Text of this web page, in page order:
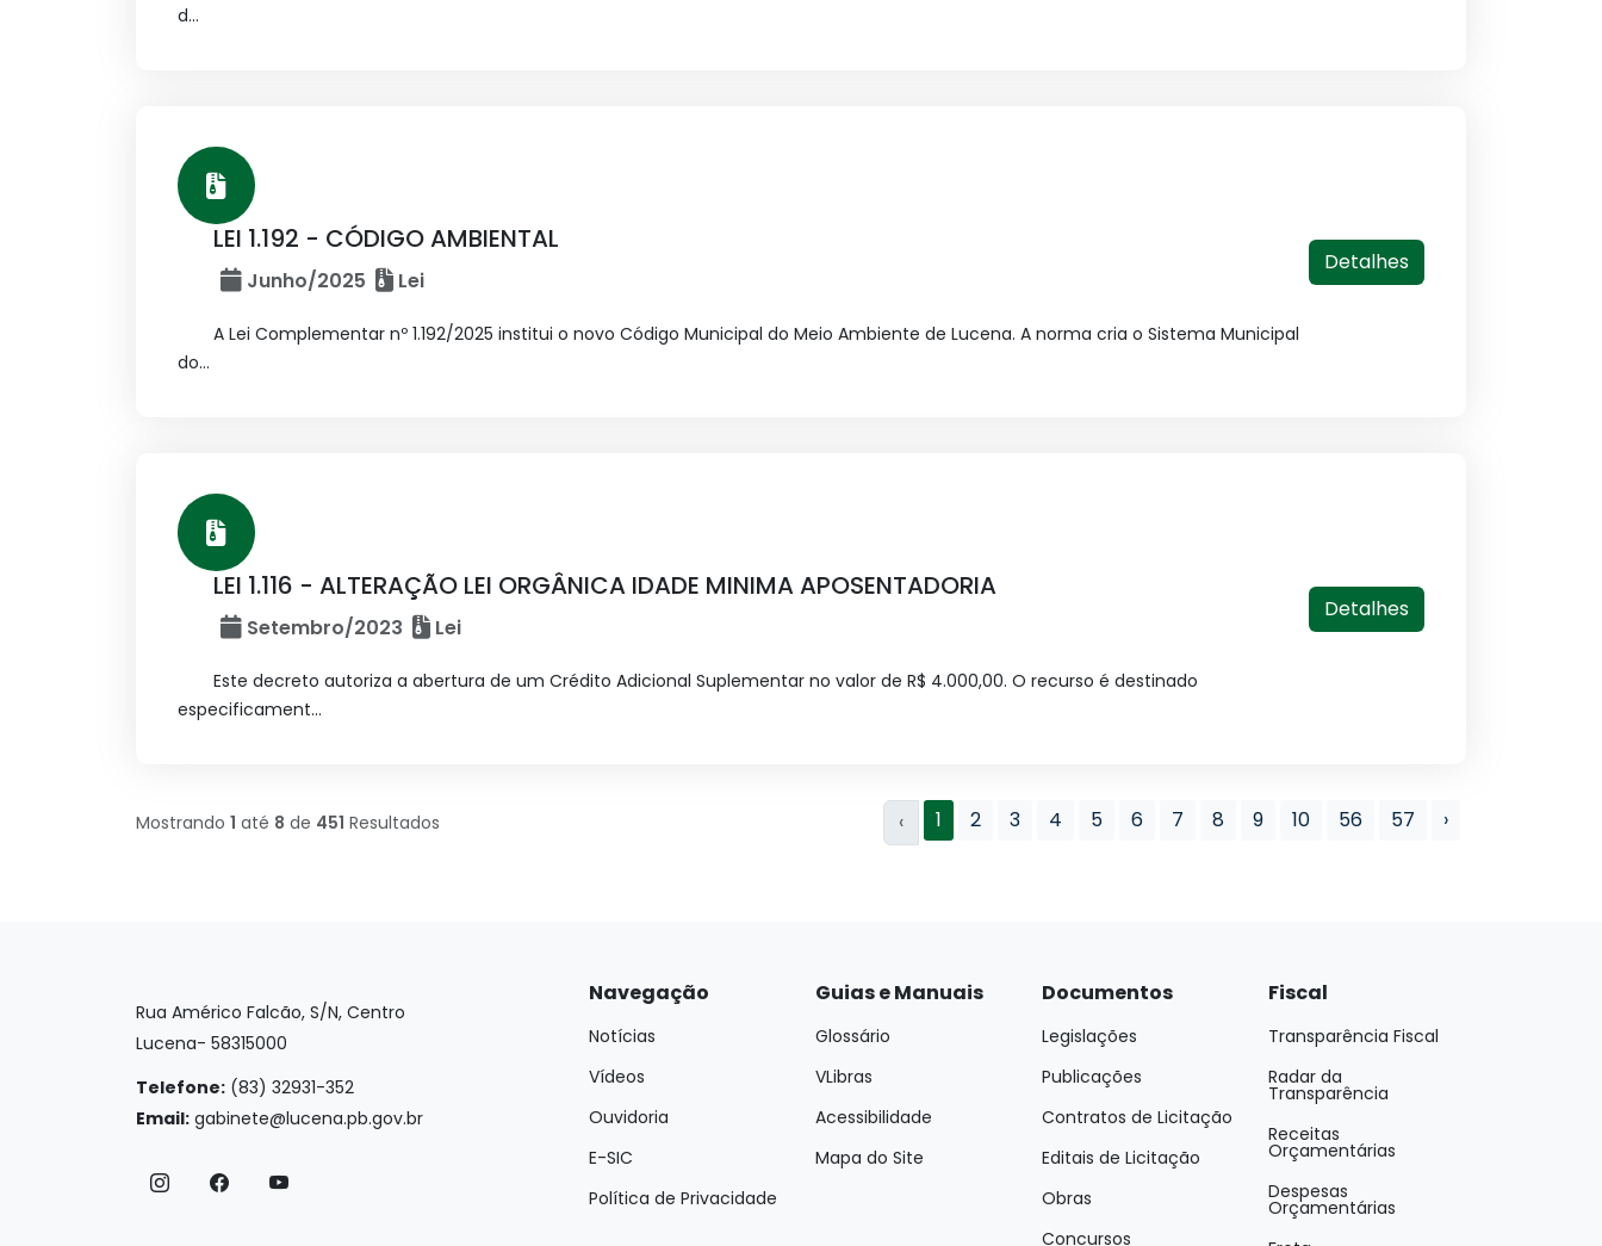
d...
LEI 1.192 - CÓDIGO AMBIENTAL
Junho/2025 Lei
A Lei Complementar nº 1.192/2025 institui o novo Código Municipal do Meio Ambiente de Lucena. A norma cria o Sistema Municipal
do...
Detalhes
LEI 1.116 - ALTERAÇÃO LEI ORGÂNICA IDADE MINIMA APOSENTADORIA
Setembro/2023 Lei
Este decreto autoriza a abertura de um Crédito Adicional Suplementar no valor de R$ 4.000,00. O recurso é destinado
especificament...
Detalhes
Mostrando 1 até 8 de 451 Resultados ‹ 1 2 3 4 5 6 7 8 9 10 56 57 ›
Rua Américo Falcão, S/N, Centro
Lucena- 58315000
Telefone: (83) 32931-352
Email: gabinete@lucena.pb.gov.br
Navegação
Notícias
Vídeos
Ouvidoria
E-SIC
Política de Privacidade
Guias e Manuais
Glossário
VLibras
Acessibilidade
Mapa do Site
Documentos
Legislações
Publicações
Contratos de Licitação
Editais de Licitação
Obras
Concursos
Fiscal
Transparência Fiscal
Radar da
Transparência
Receitas
Orçamentárias
Despesas
Orçamentárias